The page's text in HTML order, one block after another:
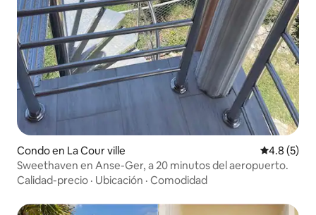
Condo en La Cour ville
4.8 (5)
Sweethaven en Anse-Ger, a 20 minutos del aeropuerto.
Calidad-precio · Ubicación · Comodidad